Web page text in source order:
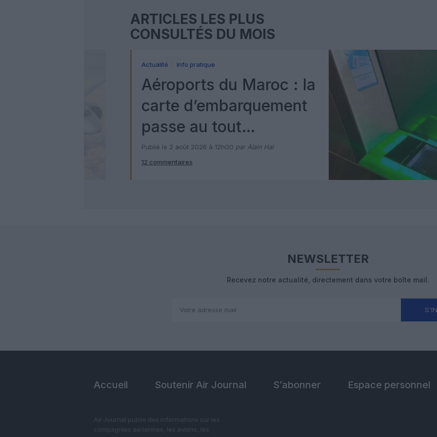
ARTICLES LES PLUS
CONSULTÉS DU MOIS
Actualité Info pratique
Aéroports du Maroc : la
carte d’embarquement
passe au tout
numérique avec Pax
Check
Publié le 2 août 2026 à 12h00 par Alain Hai
12 commentaires
NEWSLETTER
Recevez notre actualité, directement dans votre boîte mail.
Accueil Soutenir Air Journal S’abonner Espace personnel